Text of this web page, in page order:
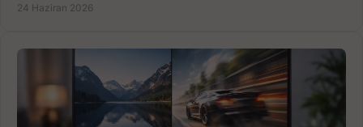
24 Haziran 2026